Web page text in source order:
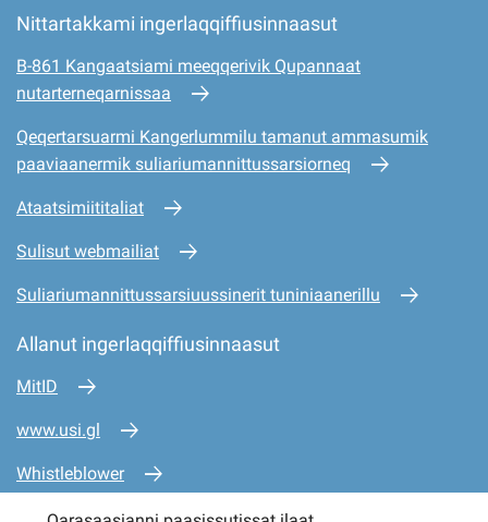
Nittartakkami ingerlaqqiffiusinnaasut
B-861 Kangaatsiami meeqqerivik Qupannaat
nutarterneqarnissaa
Qeqertarsuarmi Kangerlummilu tamanut ammasumik
paaviaanermik suliariumannittussarsiorneq
Ataatsimiititaliat
Sulisut webmailiat
Suliariumannittussarsiuussinerit tuniniaanerillu
Allanut ingerlaqqiffiusinnaasut
MitID
www.usi.gl
Whistleblower
www.mio.gl